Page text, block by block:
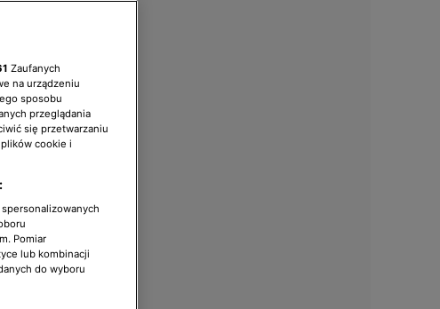
Zaufanych
na urządzeniu
sposobu
przeglądania
się przetwarzaniu
cookie i
Pomiar
lub kombinacji
do wyboru